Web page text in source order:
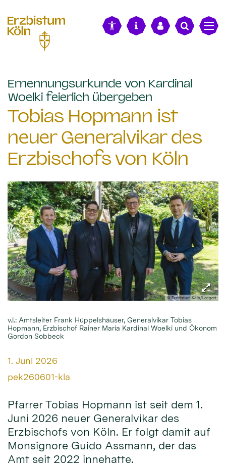
Ernennungsurkunde von Kardinal
Woelki feierlich übergeben
Tobias Hopmann ist
neuer Generalvikar des
Erzbischofs von Köln
© Erzbistum Köln/Lengert
v.l.: Amtsleiter Frank Hüppelshäuser, Generalvikar Tobias
Hopmann, Erzbischof Rainer Maria Kardinal Woelki und Ökonom
Gordon Sobbeck
Datum:
1. Juni 2026
Von:
pek260601-kla
Pfarrer Tobias Hopmann ist seit dem 1.
Juni 2026 neuer Generalvikar des
Erzbischofs von Köln. Er folgt damit auf
Monsignore Guido Assmann, der das
Amt seit 2022 innehatte.